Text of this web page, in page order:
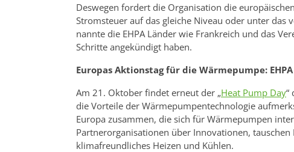
Deswegen fordert die Organisation die
Stromsteuer auf das gleiche Niveau oder unter das
nannte die EHPA Länder wie Frankreich und das
Schritte angekündigt haben.
Europas Aktionstag für die Wärmepumpe:
Am 21. Oktober findet erneut der „Heat Pump Day“
die Vorteile der Wärmepumpentechnologie
Europa zusammen, die sich für Wärmepumpen
Partnerorganisationen über Innovationen,
klimafreundliches Heizen und Kühlen.